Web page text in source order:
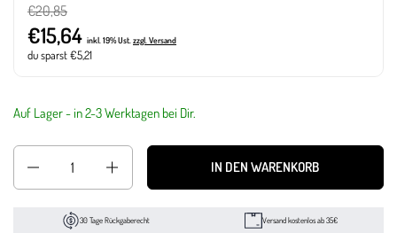
€15,64 inkl. 19% Ust. zzgl. Versand
€20,85
du sparst €5,21
Auf Lager - in 2-3 Werktagen bei Dir.
IN DEN WARENKORB
30 Tage Rückgaberecht Versand kostenlos ab 35€